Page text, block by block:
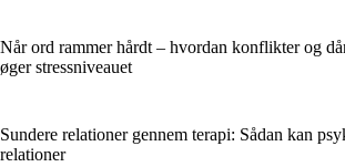
Når ord rammer hårdt – hvordan konflikter og
øger stressniveauet
Sundere relationer gennem terapi: Sådan kan
relationer